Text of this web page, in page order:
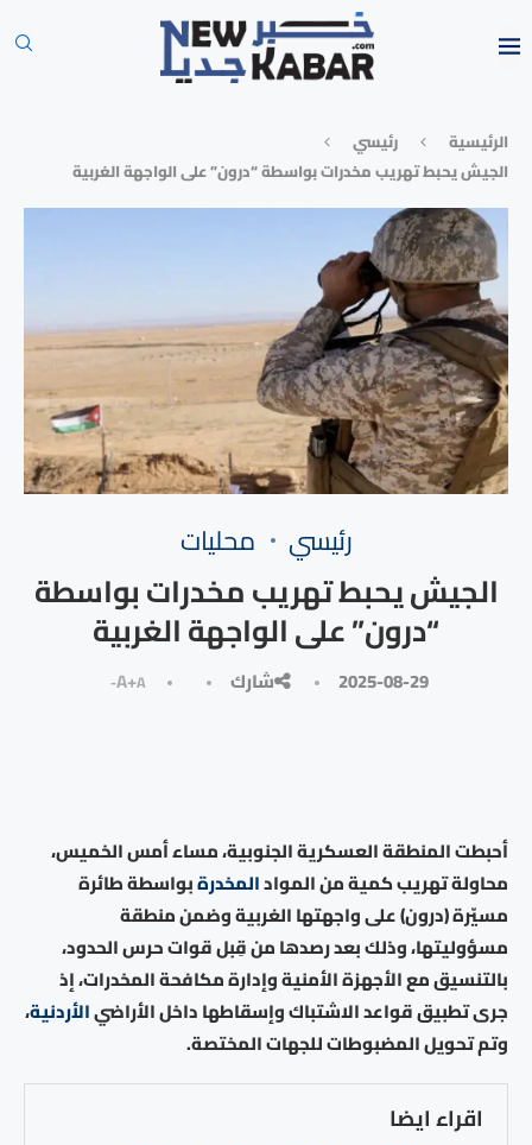
الرئيسية
رئيسي
الجيش يحبط تهريب مخدرات بواسطة “درون” على الواجهة الغربية
رئيسي محليات
الجيش يحبط تهريب مخدرات بواسطة
“درون” على الواجهة الغربية
2025-08-29 شارك A+A-
أحبطت المنطقة العسكرية الجنوبية، مساء أمس الخميس،
محاولة تهريب كمية من الموادالمخدرةبواسطة طائرة
مسيّرة (درون) على واجهتها الغربية وضمن منطقة
مسؤوليتها، وذلك بعد رصدها من قِبل قوات حرس الحدود،
بالتنسيق مع الأجهزة الأمنية وإدارة مكافحة المخدرات، إذ
جرى تطبيق قواعد الاشتباك وإسقاطها داخل الأراضيالأردنية،
وتم تحويل المضبوطات للجهات المختصة.
اقراء ايضا